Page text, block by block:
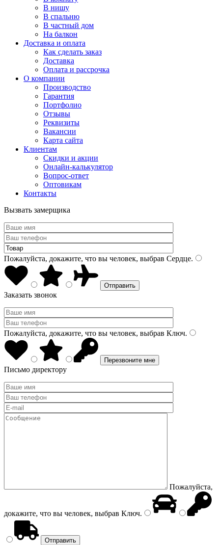
В нишу
В спальню
В частный дом
На балкон
Доставка и оплата
Как сделать заказ
Доставка
Оплата и рассрочка
О компании
Производство
Гарантия
Портфолио
Отзывы
Реквизиты
Вакансии
Карта сайта
Клиентам
Скидки и акции
Онлайн-калькулятор
Вопрос-ответ
Оптовикам
Контакты
Вызвать замерщика
Пожалуйста, докажите, что вы человек, выбрав Сердце.
Заказать звонок
Пожалуйста, докажите, что вы человек, выбрав Ключ.
Письмо директору
Пожалуйста,
докажите, что вы человек, выбрав Ключ.